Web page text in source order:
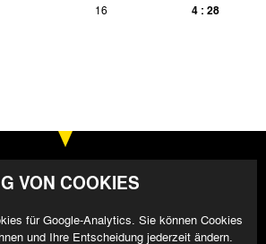
16 4 : 28
VON COOKIES
für Google-Analytics. Sie können Cookies
und Ihre Entscheidung jederzeit ändern.